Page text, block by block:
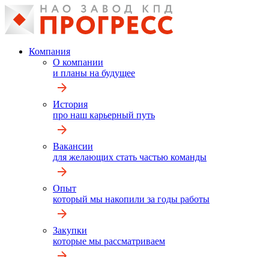
Компания
О компании
и планы на будущее
История
про наш карьерный путь
Вакансии
для желающих стать частью команды
Опыт
который мы накопили за годы работы
Закупки
которые мы рассматриваем